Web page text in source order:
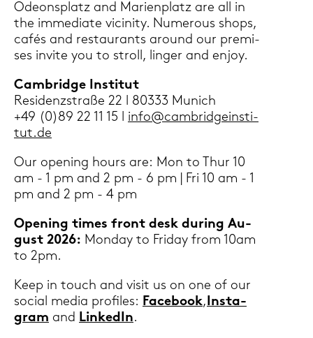
Ode­ons­platz and Ma­ri­en­platz are all in
the im­me­dia­te vi­cini­ty. Numerous shops,
cafés and re­stau­rants around our pre­mi­
ses in­vi­te you to stroll, lin­ger and enjoy.
Cam­bridge In­sti­tut
Re­si­denz­stra­ße 22 l 80333 Mu­nich
+49 (0)89 22 11 15 l info@cam­brid­ge­in­sti­
tut.de
Our ope­ning hours are: Mon to Thur 10
am - 1 pm and 2 pm - 6 pm | Fri 10 am - 1
pm and 2 pm - 4 pm
Ope­ning times front desk du­ring Au­
gust 2026: Mon­day to Fri­day from 10am
to 2pm.
Keep in touch and visit us on one of our
so­cial media pro­files: Face­book,In­sta­
gram and Lin­ke­dIn.